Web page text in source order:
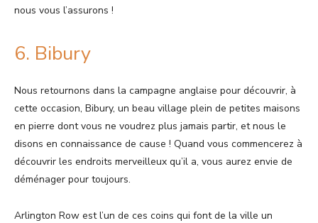
nous vous l’assurons !
6. Bibury
Nous retournons dans la campagne anglaise pour découvrir, à
cette occasion, Bibury, un beau village plein de petites maisons
en pierre dont vous ne voudrez plus jamais partir, et nous le
disons en connaissance de cause ! Quand vous commencerez à
découvrir les endroits merveilleux qu’il a, vous aurez envie de
déménager pour toujours.
Arlington Row est l’un de ces coins qui font de la ville un